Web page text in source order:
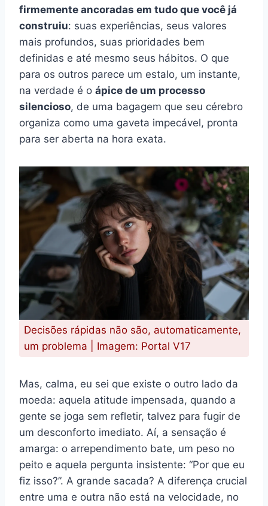
firmemente ancoradas em tudo que você já
construiu: suas experiências, seus valores
mais profundos, suas prioridades bem
definidas e até mesmo seus hábitos. O que
para os outros parece um estalo, um instante,
na verdade é o ápice de um processo
silencioso, de uma bagagem que seu cérebro
organiza como uma gaveta impecável, pronta
para ser aberta na hora exata.
Decisões rápidas não são, automaticamente,
um problema | Imagem: Portal V17
Mas, calma, eu sei que existe o outro lado da
moeda: aquela atitude impensada, quando a
gente se joga sem refletir, talvez para fugir de
um desconforto imediato. Aí, a sensação é
amarga: o arrependimento bate, um peso no
peito e aquela pergunta insistente: “Por que eu
fiz isso?”. A grande sacada? A diferença crucial
entre uma e outra não está na velocidade, no